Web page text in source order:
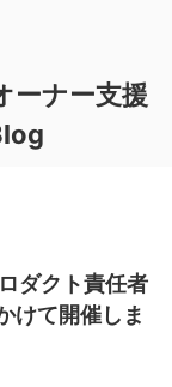
ナー支援
ダクト責任者
けて開催しま